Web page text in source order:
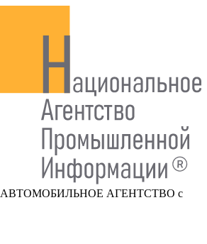
АГЕНТСТВО с